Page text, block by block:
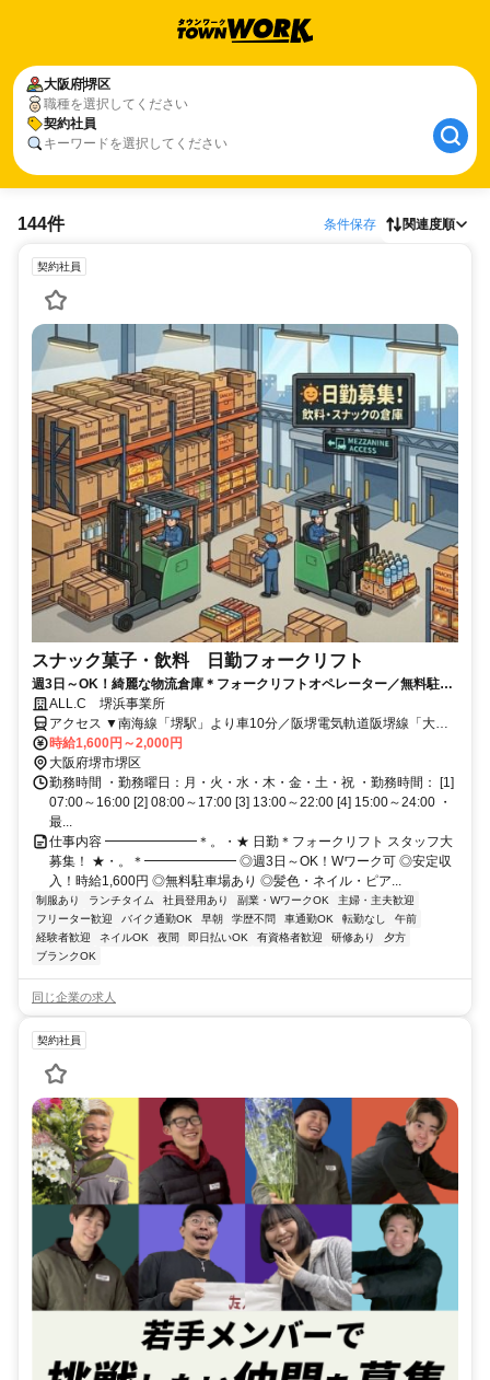
大阪府堺区
職種を選択してください
契約社員
キーワードを選択してください
144件 条件保存 関連度順
契約社員
スナック菓子・飲料 日勤フォークリフト
週3日～OK！綺麗な物流倉庫＊フォークリフトオペレーター／無料駐車
場＆日払いOK♪
ALL.C 堺浜事業所
アクセス ▼南海線「堺駅」より車10分／阪堺電気軌道阪堺線「大小
路駅」より車10分 ▼四つ橋線・南港ポートタウン線「住之江公園
駅」より市営バス10分／南海線「堺駅」より市営バス10分
時給1,600円～2,000円
大阪府堺市堺区
勤務時間 ・勤務曜日：月・火・水・木・金・土・祝 ・勤務時間： [1]
07:00～16:00 [2] 08:00～17:00 [3] 13:00～22:00 [4] 15:00～24:00 ・
最...
仕事内容 ━━━━━━━＊。・★ 日勤＊フォークリフト スタッフ大
募集！ ★・。＊━━━━━━━ ◎週3日～OK！Wワーク可 ◎安定収
入！時給1,600円 ◎無料駐車場あり ◎髪色・ネイル・ピア...
制服あり ランチタイム 社員登用あり 副業・WワークOK
主婦・主夫歓迎
フリーター歓迎
バイク通勤OK 早朝 学歴不問 車通勤OK 転勤なし
午前
経験者歓迎
ネイルOK 夜間 即日払いOK 有資格者歓迎 研修あり
夕方
ブランクOK
同じ企業の求人
契約社員